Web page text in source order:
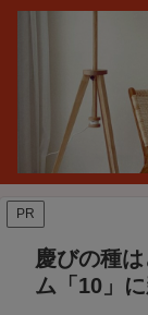
PR
慶びの種
ム「10」